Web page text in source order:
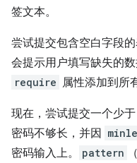
签文本。
尝试提交包含空白字段
会提示用户填写缺失的
require 属性添加到所
现在，尝试提交一个少
密码不够长，并因
密码输入上。
pattern